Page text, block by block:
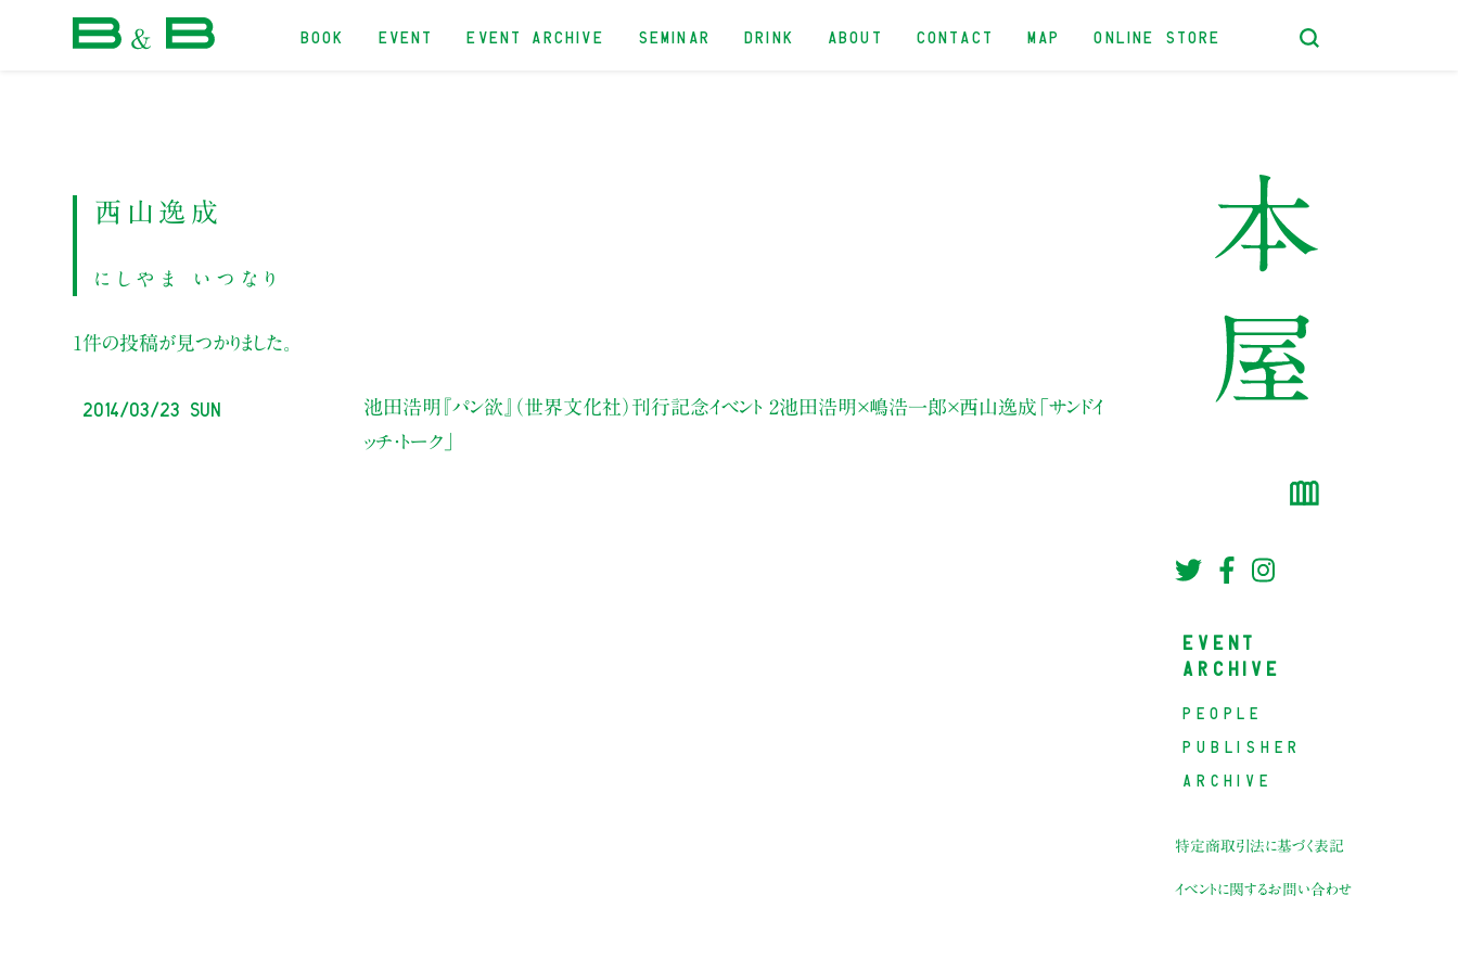
BOOK EVENT EVENT ARCHIVE SEMINAR DRINK ABOUT CONTACT MAP ONLINE STORE
西山逸成
にしやま いつなり
1件の投稿が見つかりました。
2014/03/23 Sun
池田浩明『パン欲』（世界文化社）刊行記念イベント 2池田浩明×嶋浩一郎×西山逸成「サンドイ
ッチ・トーク」
EVENT
ARCHIVE
PEOPLE
PUBLISHER
ARCHIVE
特定商取引法に基づく表記
イベントに関するお問い合わせ